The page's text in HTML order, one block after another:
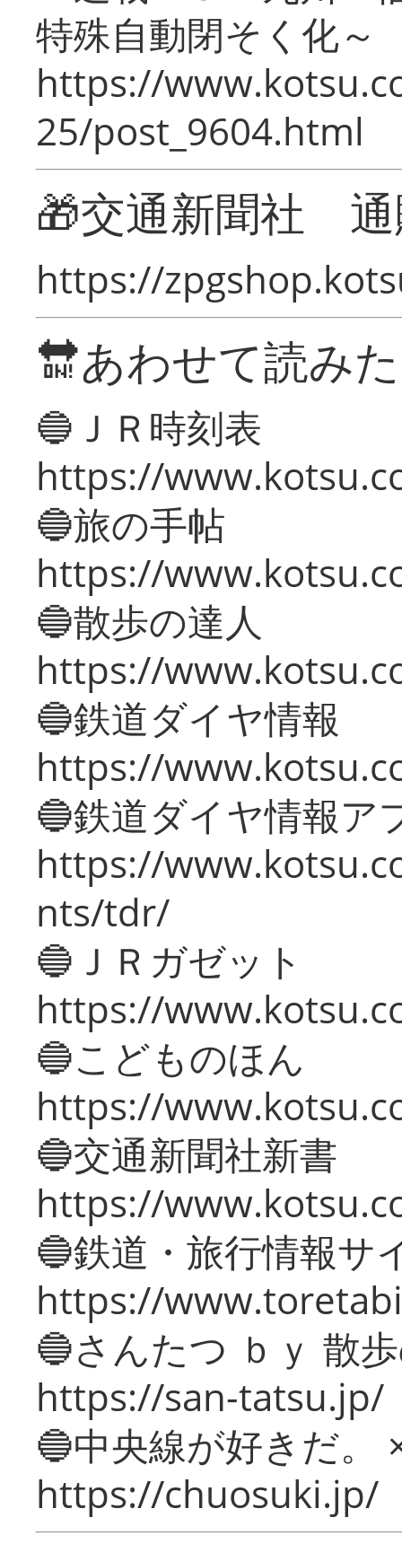
特殊自動閉そく化～
https://
25/post_9604.html
🎁交通新聞社
https://
🔛あわせて読み
🔵ＪＲ時刻表
https://
🔵旅の手帖
https://
🔵散歩の達人
https://
🔵鉄道ダイヤ情報
https://
🔵鉄道ダイヤ情報ア
https://
nts/tdr/
🔵ＪＲガゼット
https://
🔵こどものほん
https://
🔵交通新聞社新書
https://
🔵鉄道・旅行情報サ
https://
🔵さんたつ ｂｙ 散
https://san-tatsu.jp/
🔵中央線が好きだ。
https://chuosuki.jp/